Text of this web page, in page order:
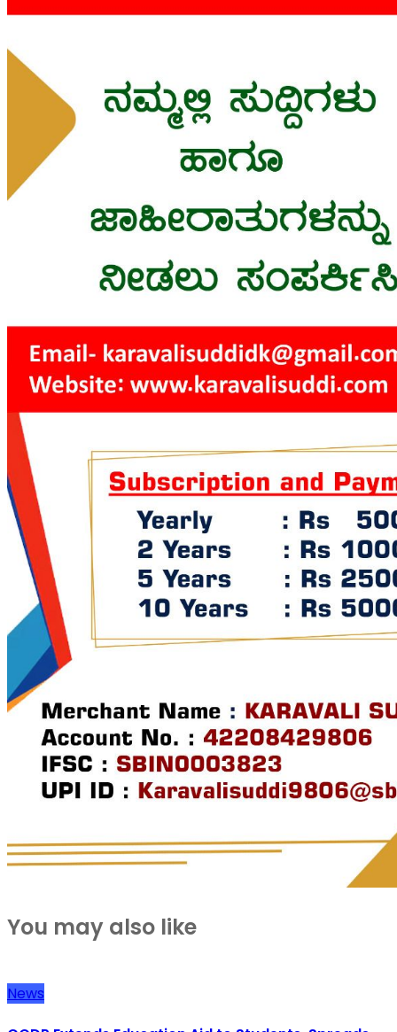
You may also like
News